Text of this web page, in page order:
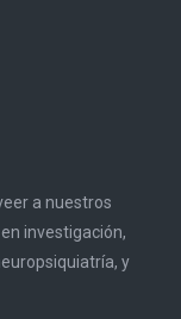
a nuestros
investigación,
y